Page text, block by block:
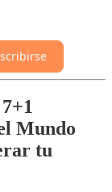
Mundo
tu